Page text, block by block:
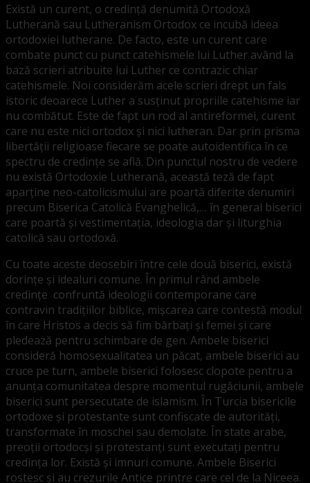
Există un curent, o credință denumită Ortodoxă
Lutherană sau Lutheranism Ortodox ce incubă ideea
ortodoxiei lutherane. De facto, este un curent care
combate punct cu punct catehismele lui Luther având la
bază scrieri atribuite lui Luther ce contrazic chiar
catehismele. Noi considerăm acele scrieri drept un fals
istoric deoarece Luther a susținut propriile catehisme iar
nu combătut. Este de fapt un rod al antireformei, curent
care nu este nici ortodox și nici lutheran. Dar prin prisma
libertății religioase fiecare se poate autoidentifica în ce
spectru de credințe se află. Din punctul nostru de vedere
nu există Ortodoxie Lutherană, această teză de fapt
aparține neo-catolicismului are poartă diferite denumiri
precum Biserica Catolică Evanghelică,… în general biserici
care poartă și vestimentația, ideologia dar și liturghia
catolică sau ortodoxă.
Cu toate aceste deosebiri între cele două biserici, există
dorințe și idealuri comune. În primul rând ambele
credințe confruntă ideologii contemporane care
contravin tradițiilor biblice, mișcarea care contestă modul
în care Hristos a decis să fim bărbați și femei și care
pledează pentru schimbare de gen. Ambele biserici
consideră homosexualitatea un păcat, ambele biserici au
cruce pe turn, ambele biserici folosesc clopote pentru a
anunța comunitatea despre momentul rugăciunii, ambele
biserici sunt persecutate de islamism. În Turcia bisericile
ortodoxe și protestante sunt confiscate de autorități,
transformate în moschei sau demolate. În state arabe,
preoții ortodocși și protestanți sunt executați pentru
credința lor. Există și imnuri comune. Ambele Biserici
rostesc și au crezurile Antice printre care cel de la Niceea.